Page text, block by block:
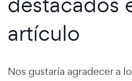
artículo
Nos gustaría agradecer a